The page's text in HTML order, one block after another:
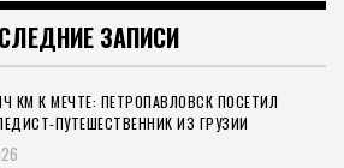
ЗАПИСИ
КМ К МЕЧТЕ: ПЕТРОПАВЛОВСК ПОСЕТИЛ
ПУТЕШЕСТВЕННИК ИЗ ГРУЗИИ